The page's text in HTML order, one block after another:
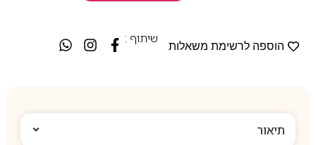
הוספה לרשימת משאלות
שיתוף :
תיאור